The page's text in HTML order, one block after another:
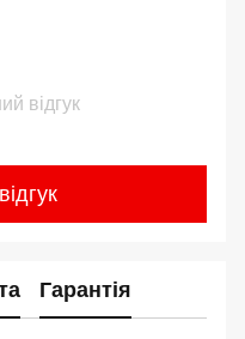
відгук
Гарантія